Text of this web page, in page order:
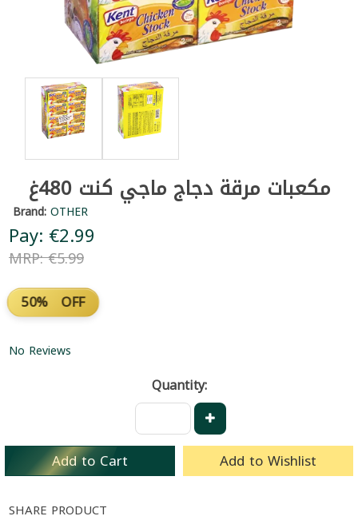
مكعبات مرقة دجاج ماجي كنت 480غ
Brand:OTHER
Pay: €2.99
MRP: €5.99
50% OFF
No Reviews
Quantity:
Add to Cart Add to Wishlist
SHARE PRODUCT